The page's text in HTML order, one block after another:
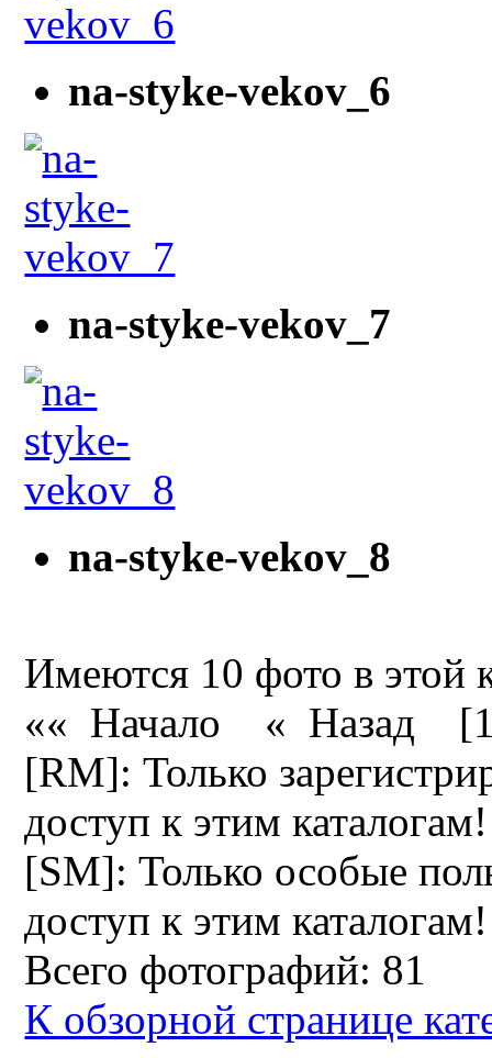
na-styke-vekov_6
na-styke-vekov_7
na-styke-vekov_8
Имеются 10 фото в этой
«« Начало
« Назад
[RM]: Только
доступ к этим
[SM]: Только особые
доступ к этим
Всего фотографий: 81
К обзорной странице